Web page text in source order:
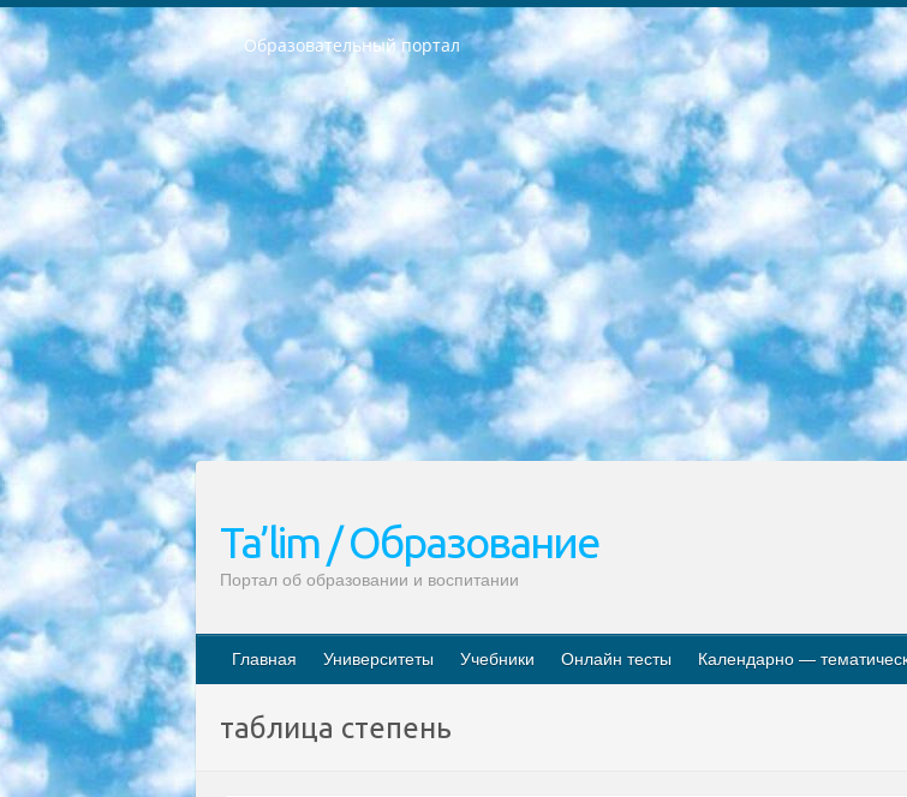
Образовательный портал
РЕСПУБЛИКА УЗБЕКИСТАН МИНИСТРЕРСТВО ДОШКОЛЬНОГО И ШКОЛЬНОГО ОБРАЗОВАНИЯ КОМАНДА в общеобразовательных учреждениях в 2023-2024 учебном году организация и проведение итоговой государственной аттестации обучающихся о Министра дошкольного и школьного образования Республики Узбекистан от 4 марта 2008 года (постановлением Минюста от 20 марта 2008 года № 1778 государственной регистрации) «Итоговое состояние учащихся общего среднего образования на основании положения об утверждении положения об аттестации общего среднего образования выпускной экзамен студентов в образовательных учреждениях в 2023-2024 учебном году В целях организации и прохождения аттестации приказываю: 1. Следующее: перечень предметов, по которым будет проводиться итоговая государственная аттестация и экзамен формы перевода согласно приложению 1; сертификаты международного образца, оценивающие уровень владения иностранными языками перечень согласно приложению 2; 2. Педагогический при специализированных образовательных учреждениях. научно-практический центр квалификации и международной оценки (Д.Давидова) 2024 г. До 25 марта: задания по предметам, по которым будет проводиться итоговая аттестация разработка и утверждение технических условий; итоговая аттестация на основании разработанного предметного задания разработка вопросов по предметам (устно и письменно), экзамен передача; общеобразовательные средние школы и специальные учебные заведения учащиеся выпускных классов школ и интернатов в агентской системе подготовка базы данных экзаменационных материалов и критериев оценки; перевод базы экзаменационных материалов на все языки обучения подать в Республиканский образовательный центр для изготовления; варианты экзаменов на основе разработанных контрольных материалов пусть будут поставлены задачи формирования. 3. Республиканский образовательный центр (Ш.Худайкулов) до 5 апреля 2024 года. до: база данных предоставленных экзаменационных материалов на все языки обучения перевод и экспертиза; для слепых, слабовидящих, глухих, слабослышащих и умственно отсталых детей учащиеся выпускных классов специализированных школ и школ-интернатов база данных экзаменационных материалов на всех преподаваемых языках подготовка критериев оценки; специализированные школы для умственно отсталых детей и технологии для учащихся выпускных классов школ-интернатов разработка соответствующих рекомендаций и критериев проведения ЕГЭ по естествознанию давать задания. 4. Педагогический при специализированных образовательных учреждениях. Научно-практический центр навыков и международной оценки (Д.Давидова), Республика образовательный центр (Худайкулов Ш.) итоговый государственный аттестационный экзамен ориентирован на творческое и логическое мышление при подготовке базы материалов учитывать введение заданий. 5. Следует отметить, что: сертификат государственного образца о знании общеобразовательного предмета и как минимум национальный уровень B1 по предметам на иностранных языках, указанным в Приложении 2. или международно признанный сертификат эквивалентного уровня студенты, изучающие определенный предмет, освобождаются от экзамена; по соответствующим предметам запланирована итоговая государственная аттестация за день до дня, путем жеребьевки Рабочей группой (в письменной форме по предметам, проводимым в форме) из числа сформированных вариантов выбрано 2 варианта; 2 выбранных варианта экзамена анонсированы на официальном сайте министерства и все выпускники по всей стране на основе этих вариантов проводит итоговую государственную аттестацию. 6. Государственное образование учащихся средних общеобразовательных учреждений. знания в соответствии с квалификационными требованиями, которые необходимо приобрести на основании стандартов итоговый (выпускной) контроль для 9 и 11 классов в целях тестирования Экзамены (далее – экзамены) состоят из предметов, перечисленных в приложении 1. будет сделано. 7. Экзамены пройдут с 26 мая по 15 июня 2024 г. (кроме науки физического воспитания). 8. Физическая для учащихся 9 классов общесредних образовательных учреждений. Экзамены по предмету «Образование, квалификация медицина» 1-6 мая 2024 года. сотрудники перевести под присмотр (с отклонениями в физическом или умственном развитии) специализированная школа для детей, школы-интернаты и со сколиозом школы-интернаты санаторного типа для больных детей исключены). 9. Он был слепым, слабовидящим и имел нарушения опорно-двигательного аппарата. экзамены в специализированных школах и интернатах для детей должны проводиться исходя из требований, предъявляемых к общеобразовательным учреждениям (физкультура кроме науки). 10. Специализированная школа для глухих и слабослышащих детей. и экзамены в интернатах и быть реализован в виде письменного теста по математике. 11. Специальность для умственно отсталых детей. Для 9 класса Родной язык и литературное письмо Государственный язык (язык обучения – узбекский). для неклассов) написано Математическое письмо Письменная/устная история Узбекистана Физическое воспитание практично Итоговый контроль Для 11 класса Написание родного языка и литературы (эссе) Математическое письмо Узбекский язык (обучение на узбекском языке) не посещающее общее среднее образование для учреждений)/Образовательное учреждение выбор письменный и устный Иностранный язык письменный/устный Письменная/устная история Узбекистана *По выбору студента:  Химия  Физика  Основы государственного права  География 10 бесплатных образовательных ресурсов - Мы составили подборку онлайн-проектов с интерактивными упражнениями, видеолекциями и статьями. Они помогут вам обрести новые и освежить старые знания бесплатно. 1. «ИНТУИТ» Старейшая образовательная площадка Рунета. Здесь вы найдёте
Ta’lim / Образование
Портал об образовании и воспитании
Главная Университеты Учебники Онлайн тесты Календарно —
таблица степень